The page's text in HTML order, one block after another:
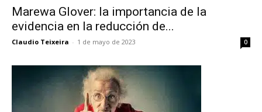
Marewa Glover: la importancia de la
evidencia en la reducción de...
Claudio Teixeira - 1 de mayo de 2023 0